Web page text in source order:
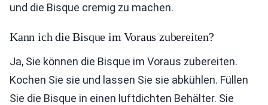
und die Bisque cremig zu machen.
Kann ich die Bisque im Voraus zubereiten?
Ja, Sie können die Bisque im Voraus zubereiten.
Kochen Sie sie und lassen Sie sie abkühlen. Füllen
Sie die Bisque in einen luftdichten Behälter. Sie